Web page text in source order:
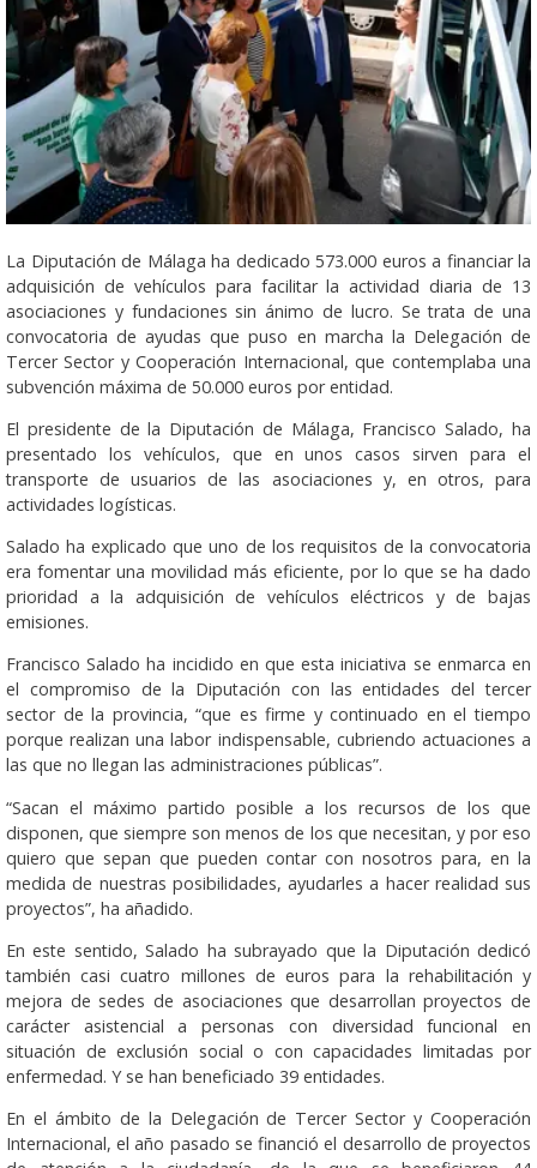
La Diputación de Málaga ha dedicado 573.000 euros a financiar la
adquisición de vehículos para facilitar la actividad diaria de 13
asociaciones y fundaciones sin ánimo de lucro. Se trata de una
convocatoria de ayudas que puso en marcha la Delegación de
Tercer Sector y Cooperación Internacional, que contemplaba una
subvención máxima de 50.000 euros por entidad.
El presidente de la Diputación de Málaga, Francisco Salado, ha
presentado los vehículos, que en unos casos sirven para el
transporte de usuarios de las asociaciones y, en otros, para
actividades logísticas.
Salado ha explicado que uno de los requisitos de la convocatoria
era fomentar una movilidad más eficiente, por lo que se ha dado
prioridad a la adquisición de vehículos eléctricos y de bajas
emisiones.
Francisco Salado ha incidido en que esta iniciativa se enmarca en
el compromiso de la Diputación con las entidades del tercer
sector de la provincia, “que es firme y continuado en el tiempo
porque realizan una labor indispensable, cubriendo actuaciones a
las que no llegan las administraciones públicas”.
“Sacan el máximo partido posible a los recursos de los que
disponen, que siempre son menos de los que necesitan, y por eso
quiero que sepan que pueden contar con nosotros para, en la
medida de nuestras posibilidades, ayudarles a hacer realidad sus
proyectos”, ha añadido.
En este sentido, Salado ha subrayado que la Diputación dedicó
también casi cuatro millones de euros para la rehabilitación y
mejora de sedes de asociaciones que desarrollan proyectos de
carácter asistencial a personas con diversidad funcional en
situación de exclusión social o con capacidades limitadas por
enfermedad. Y se han beneficiado 39 entidades.
En el ámbito de la Delegación de Ter­cer Sector y Cooperación
Internacional, el año pasado se financió el desarrollo de proyectos